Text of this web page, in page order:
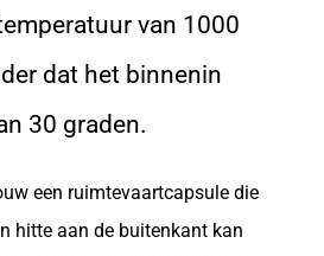
van 1000
dat het binnenin
30 graden.
een ruimtevaartcapsule die
hitte aan de buitenkant kan